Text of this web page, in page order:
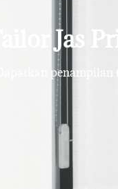
Tailor Jas
Dapatkan